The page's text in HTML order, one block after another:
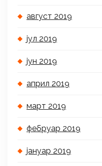
август 2019
јул 2019
јун 2019
април 2019
март 2019
фебруар 2019
јануар 2019